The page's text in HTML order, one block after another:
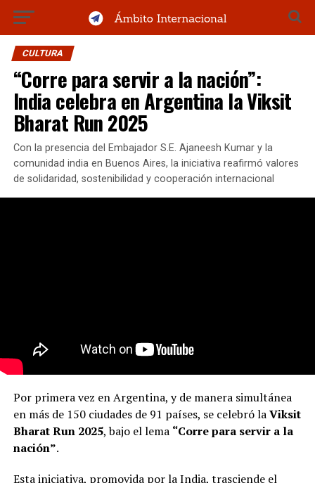
CULTURA
“Corre para servir a la nación”:
India celebra en Argentina la Viksit
Bharat Run 2025
Con la presencia del Embajador S.E. Ajaneesh Kumar y la
comunidad india en Buenos Aires, la iniciativa reafirmó valores
de solidaridad, sostenibilidad y cooperación internacional
Por primera vez en Argentina, y de manera simultánea
en más de 150 ciudades de 91 países, se celebró laViksit
Bharat Run 2025, bajo el lema “Corre para servir a la
nación”.
Esta iniciativa, promovida por la India, trasciende el